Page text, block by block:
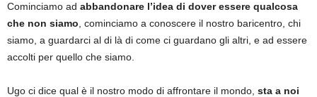
Cominciamo ad abbandonare l’idea di dover essere qualcosa
che non siamo , cominciamo a conoscere il nostro baricentro, chi
siamo, a guardarci al di là di come ci guardano gli altri, e ad essere
accolti per quello che siamo.
Ugo ci dice qual è il nostro modo di affrontare il mondo, sta a noi